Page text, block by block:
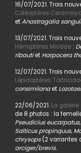
16/07/2021. Trois
Coléoptères
etAnastragalia
13/07/2021. Trois
Hémiptères Miridae:
ribautiet Harpocera
12/07/2021. Trois
Lépidoptères
consimilanaet
22/06/2021. La
de 8 photos : la
Pseudicius
Salticus propinquus,
chrysops(2 variantes
arciger/brevis.